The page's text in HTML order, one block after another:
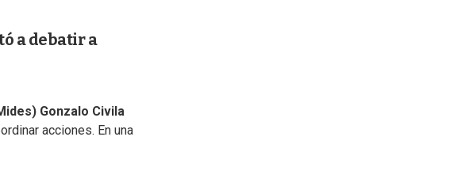
a debatir a
Gonzalo Civila
acciones. En una